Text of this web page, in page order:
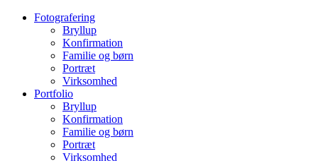
Fotografering
Bryllup
Konfirmation
Familie og børn
Portræt
Virksomhed
Portfolio
Bryllup
Konfirmation
Familie og børn
Portræt
Virksomhed